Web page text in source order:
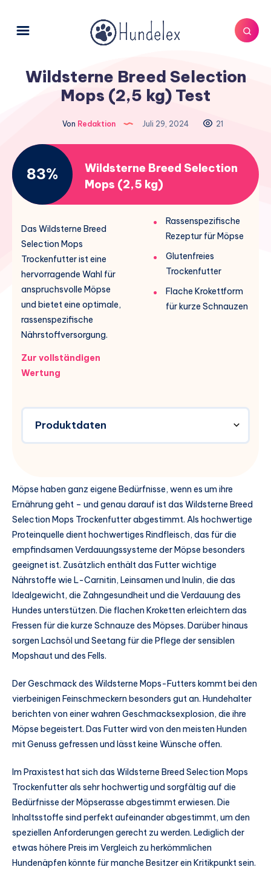
Wildsterne Breed Selection
Mops (2,5 kg) Test
Von Redaktion Juli 29, 2024 21
83%
Wildsterne Breed Selection
Mops (2,5 kg)
Das Wildsterne Breed
Selection Mops
Trockenfutter ist eine
hervorragende Wahl für
anspruchsvolle Möpse
und bietet eine optimale,
rassenspezifische
Nährstoffversorgung.
Zur vollständigen
Wertung
Rassenspezifische
Rezeptur für Möpse
Glutenfreies
Trockenfutter
Flache Krokettform
für kurze Schnauzen
Produktdaten
Möpse haben ganz eigene Bedürfnisse, wenn es um ihre
Ernährung geht – und genau darauf ist das Wildsterne Breed
Selection Mops Trockenfutter abgestimmt. Als hochwertige
Proteinquelle dient hochwertiges Rindfleisch, das für die
empfindsamen Verdauungssysteme der Möpse besonders
geeignet ist. Zusätzlich enthält das Futter wichtige
Nährstoffe wie L-Carnitin, Leinsamen und Inulin, die das
Idealgewicht, die Zahngesundheit und die Verdauung des
Hundes unterstützen. Die flachen Kroketten erleichtern das
Fressen für die kurze Schnauze des Möpses. Darüber hinaus
sorgen Lachsöl und Seetang für die Pflege der sensiblen
Mopshaut und des Fells.
Der Geschmack des Wildsterne Mops-Futters kommt bei den
vierbeinigen Feinschmeckern besonders gut an. Hundehalter
berichten von einer wahren Geschmacksexplosion, die ihre
Möpse begeistert. Das Futter wird von den meisten Hunden
mit Genuss gefressen und lässt keine Wünsche offen.
Im Praxistest hat sich das Wildsterne Breed Selection Mops
Trockenfutter als sehr hochwertig und sorgfältig auf die
Bedürfnisse der Möpserasse abgestimmt erwiesen. Die
Inhaltsstoffe sind perfekt aufeinander abgestimmt, um den
speziellen Anforderungen gerecht zu werden. Lediglich der
etwas höhere Preis im Vergleich zu herkömmlichen
Hundenäpfen könnte für manche Besitzer ein Kritikpunkt sein.